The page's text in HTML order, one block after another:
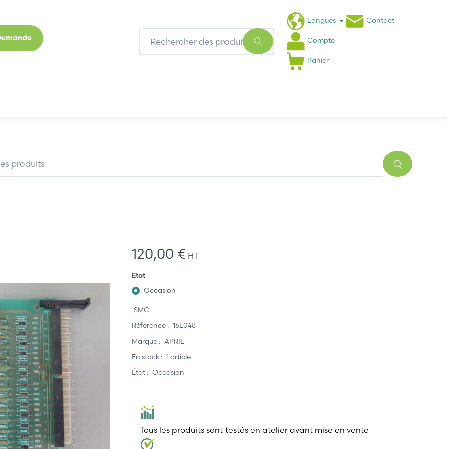
Langues Contact
Compte
Panier
120,00 € HT
Etat
Occasion
SMC
Référence : 16E048
Marque : APRIL
En stock : 1 article
État : Occasion
Tous les produits sont testés en atelier avant mise en vente